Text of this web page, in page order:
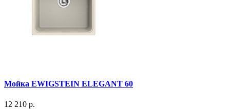
Мойка EWIGSTEIN ELEGANT 60
12 210 р.